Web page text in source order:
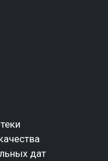
дат